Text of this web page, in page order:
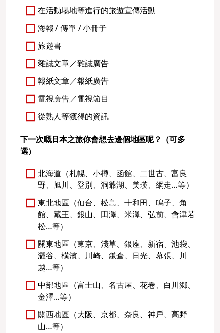
在活動場地等進行的旅遊宣傳活動
海報 / 傳單 / 小冊子
旅遊書
雜誌文章／雜誌廣告
報紙文章／報紙廣告
電視廣告／電視節目
從熟人等獲得的資訊
下一次嘅日本之旅你會想去邊個地區呢？（可多
選）
北海道（札幌、小樽、函館、二世古、富良
野、旭川、登別、洞爺湖、美瑛、網走…等）
東北地區（仙台、松島、十和田、鳴子、角
館、藏王、銀山、田澤、米澤、弘前、會津若
松…等）
關東地區（東京、淺草、銀座、新宿、池袋、
澀谷、橫濱、川崎、鎌倉、日光、幕張、川
越…等）
中部地區（富士山、名古屋、花卷、白川鄉、
金澤…等）
關西地區（大阪、京都、奈良、神戶、高野
山…等）